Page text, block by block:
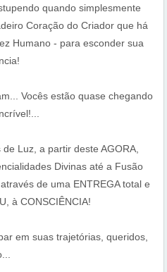
quando simplesmente
Coração do Criador que há
Humano - para esconder sua
Vocês estão quase chegando
Luz, a partir deste AGORA,
Divinas até a Fusão
de uma ENTREGA total e
à CONSCIÊNCIA!
em suas trajetórias, queridos,